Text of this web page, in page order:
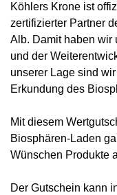
Köhlers Krone ist
zertifizierter Partner
Alb. Damit haben wir
und der
unserer Lage sind
Erkundung des
Mit diesem
Biosphären-Laden
Wünschen Produkte
Der Gutschein kann